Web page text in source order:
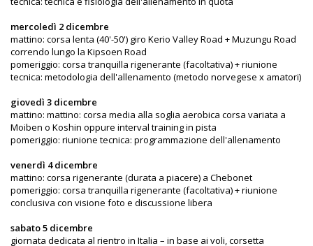
mercoledì 2 dicembre
mattino: corsa lenta (40'-50') giro Kerio Valley Road + Muzungu Road
correndo lungo la Kipsoen Road
pomeriggio: corsa tranquilla rigenerante (facoltativa) + riunione
tecnica: metodologia dell'allenamento (metodo norvegese x amatori)
giovedì 3 dicembre
mattino: mattino: corsa media alla soglia aerobica corsa variata a
Moiben o Koshin oppure interval training in pista
pomeriggio: riunione tecnica: programmazione dell'allenamento
venerdì 4 dicembre
mattino: corsa rigenerante (durata a piacere) a Chebonet
pomeriggio: corsa tranquilla rigenerante (facoltativa) + riunione
conclusiva con visione foto e discussione libera
sabato 5 dicembre
giornata dedicata al rientro in Italia – in base ai voli, corsetta